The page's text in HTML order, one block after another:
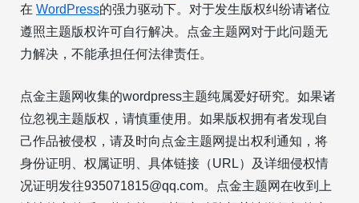
在 WordPress的强力驱动下。对于发生版权纠纷请诸位
遵照主题版权许可自行解决。点金主题网对于此问题无
力解决，不能承担任何法律责任。
点金主题网收集的wordpress主题纯属爱好研究。如果诸
位忽视主题版权，请慎重使用。如果版权拥有者发现自
己作品被侵权，请及时向点金主题网提出权利通知，将
身份证明、权属证明、具体链接（URL）及详细侵权情
况证明发往935071815@qq.com。点金主题网在收到上